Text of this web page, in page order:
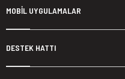
MOBİL UYGULAMALAR
DESTEK HATTI